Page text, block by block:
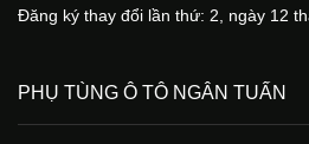
Đăng ký thay đổi lần thứ: 2, ngày 12
PHỤ TÙNG Ô TÔ NGÂN TUẤN